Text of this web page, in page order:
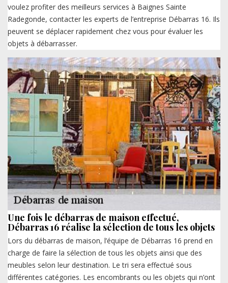
voulez profiter des meilleurs services à Baignes Sainte
Radegonde, contacter les experts de l’entreprise Débarras 16. Ils
peuvent se déplacer rapidement chez vous pour évaluer les
objets à débarrasser.
Une fois le débarras de maison effectué,
Débarras 16 réalise la sélection de tous les objets
Lors du débarras de maison, l’équipe de Débarras 16 prend en
charge de faire la sélection de tous les objets ainsi que des
meubles selon leur destination. Le tri sera effectué sous
différentes catégories. Les encombrants ou les objets qui n’ont